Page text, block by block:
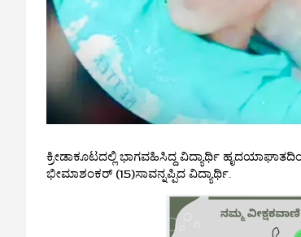
ಕ್ರೀಡಾಕೂಟದಲ್ಲಿ ಭಾಗವಹಿಸಿದ್ದ ವಿದ್ಯಾರ್ಥಿ
ಭೀಮಾಶಂಕರ್ (15)ಸಾವನ್ನಪ್ಪಿದ ವಿದ್ಯಾರ್ಥಿ.